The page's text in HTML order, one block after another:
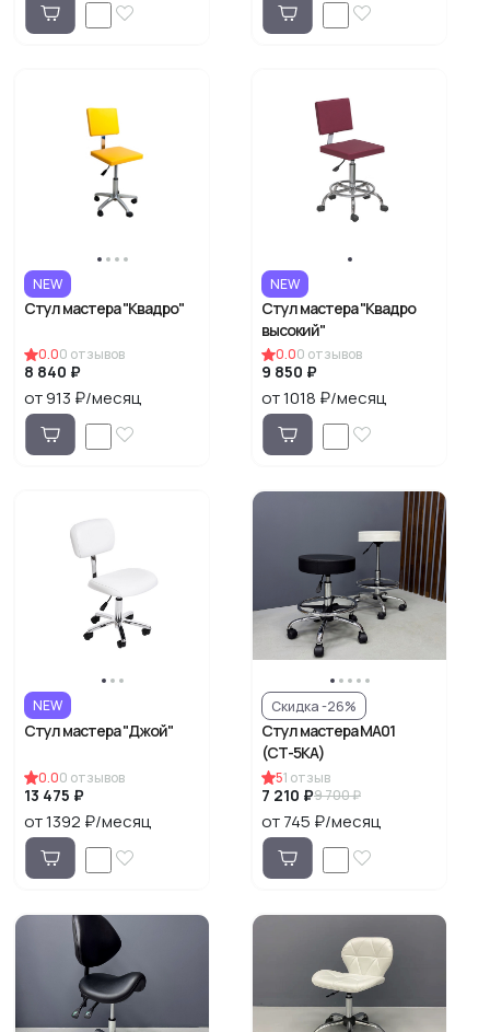
NEW
Стул мастера "Квадро"
0.00 отзывов
8 840 ₽
от 913 ₽/месяц
NEW
Стул мастера "Квадро
высокий"
0.00 отзывов
9 850 ₽
от 1018 ₽/месяц
NEW
Стул мастера "Джой"
0.00 отзывов
13 475 ₽
от 1392 ₽/месяц
Скидка -26%
Стул мастера МА01
(СТ-5КА)
51 отзыв
7 210 ₽9 700 ₽
от 745 ₽/месяц